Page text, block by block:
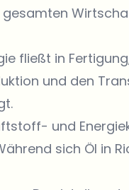
fließt in
und den
und
sich Öl in